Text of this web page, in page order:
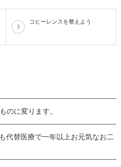
コヒーレンスを整えよう
のに変ります。
代替医療で一年以上お元気なお二